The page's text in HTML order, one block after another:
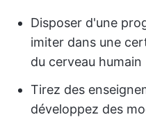
Disposer d'une
imiter dans une
du cerveau humain
Tirez des
développez des